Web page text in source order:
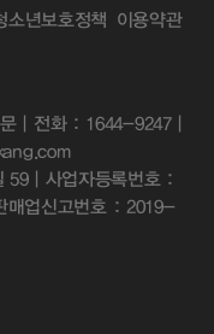
소년보호정책 이용약관
| 전화 : 1644-9247 |
59 | 사업자등록번호 :
매업신고번호 : 2019-